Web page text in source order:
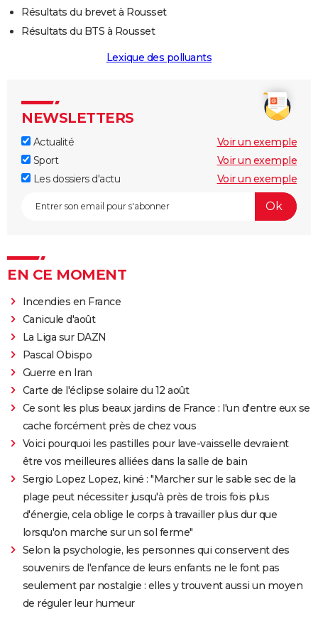
Résultats du brevet à Rousset
Résultats du BTS à Rousset
Lexique des polluants
NEWSLETTERS
Actualité
Voir un exemple
Sport
Voir un exemple
Les dossiers d'actu
Voir un exemple
EN CE MOMENT
Incendies en France
Canicule d'août
La Liga sur DAZN
Pascal Obispo
Guerre en Iran
Carte de l'éclipse solaire du 12 août
Ce sont les plus beaux jardins de France : l'un d'entre eux se
cache forcément près de chez vous
Voici pourquoi les pastilles pour lave-vaisselle devraient
être vos meilleures alliées dans la salle de bain
Sergio Lopez Lopez, kiné : "Marcher sur le sable sec de la
plage peut nécessiter jusqu'à près de trois fois plus
d'énergie, cela oblige le corps à travailler plus dur que
lorsqu'on marche sur un sol ferme"
Selon la psychologie, les personnes qui conservent des
souvenirs de l'enfance de leurs enfants ne le font pas
seulement par nostalgie : elles y trouvent aussi un moyen
de réguler leur humeur